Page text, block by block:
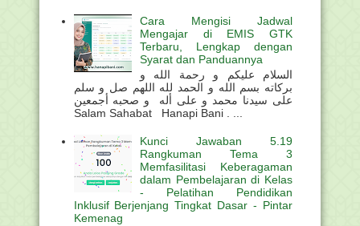
Cara Mengisi Jadwal
Mengajar di EMIS GTK
Terbaru, Lengkap dengan
Syarat dan Panduannya
السلام عليكم و رحمة الله و
بركاته بسم الله و الحمد لله اللهم صل و سلم
على سيدنا محمد و على أله و صحبه أجمعين
Salam Sahabat Hanapi Bani . ...
Kunci Jawaban 5.19
Rangkuman Tema 3
Memfasilitasi Keberagaman
dalam Pembelajaran di Kelas
- Pelatihan Pendidikan
Inklusif Berjenjang Tingkat Dasar - Pintar
Kemenag